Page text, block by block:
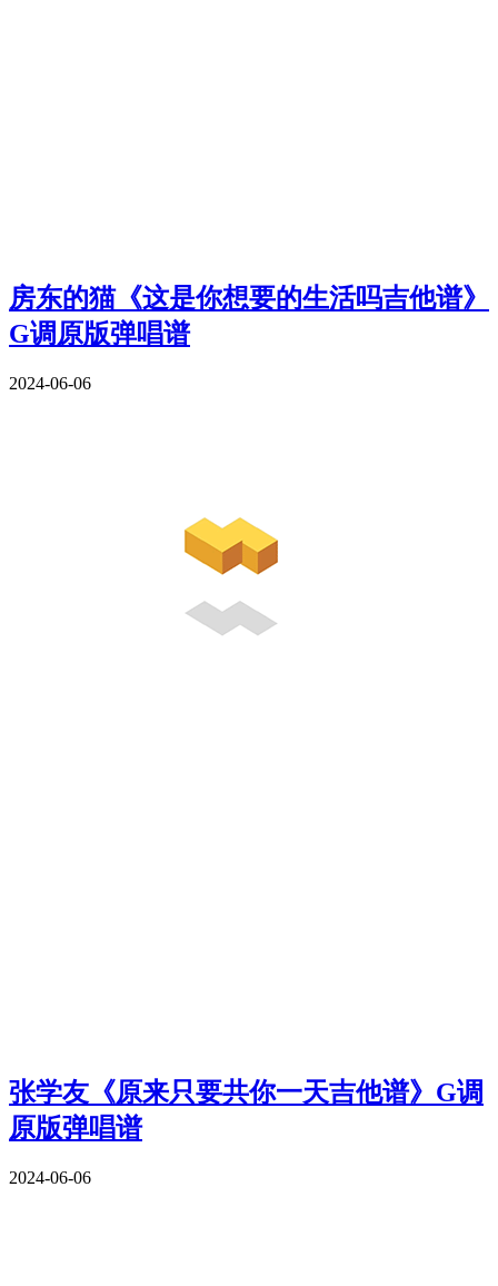
房东的猫《这是你想要的生活吗吉他谱》
G调原版弹唱谱
2024-06-06
张学友《原来只要共你一天吉他谱》G调
原版弹唱谱
2024-06-06